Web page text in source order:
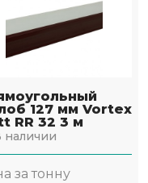
127 мм Vortex
RR 32 3 м
наличии
за тонну